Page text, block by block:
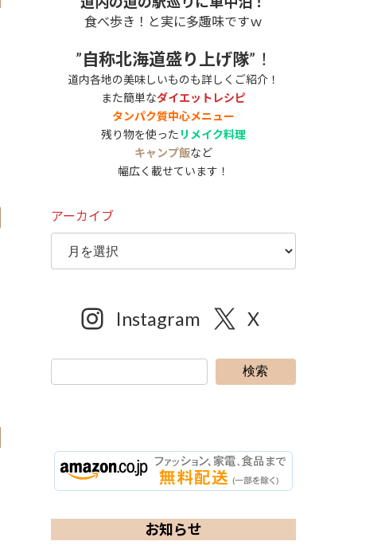
食べ歩き！と実に多趣味ですｗ
”自称北海道盛り上げ隊”！
道内各地の美味しいものも詳しくご紹介！
また簡単なダイエットレシピ
タンパク質中心メニュー
残り物を使った リメイク料理
キャンプ飯など
幅広く載せています！
アーカイブ
Instagram X
検索
お知らせ